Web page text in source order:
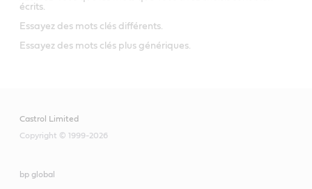
écrits.
Essayez des mots clés différents.
Essayez des mots clés plus génériques.
Castrol Limited
Copyright © 1999-2026
bp global